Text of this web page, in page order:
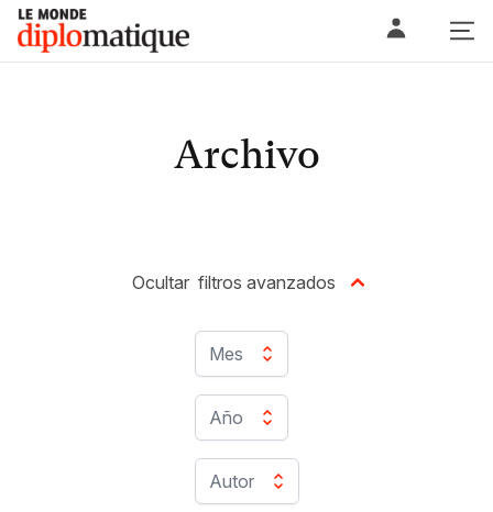
Skip
content
Le monde diplomatique
Archivo
Mes
Año
Autor
Ocultar filtros avanzados